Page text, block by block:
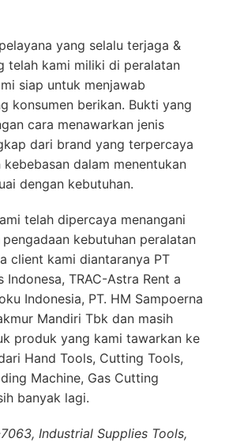
yang selalu terjaga &
telah kami miliki di peralatan
siap untuk menjawab
konsumen berikan. Bukti yang
cara menawarkan jenis
dari brand yang terpercaya
dalam menentukan
dengan kebutuhan.
telah dipercaya menangani
kebutuhan peralatan
client kami diantaranya PT
Indonesa, TRAC-Astra Rent a
Indonesia, PT. HM Sampoerna
Mandiri Tbk dan masih
produk yang kami tawarkan ke
Hand Tools, Cutting Tools,
Machine, Gas Cutting
banyak lagi.
Industrial Supplies Tools,